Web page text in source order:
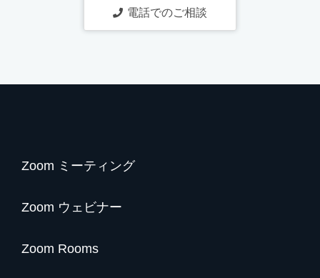
電話でのご相談
Zoom ミーティング
Zoom ウェビナー
Zoom Rooms